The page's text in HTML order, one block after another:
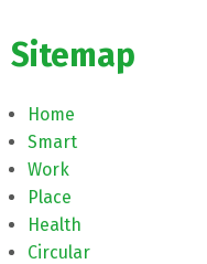
Sitemap
Home
Smart
Work
Place
Health
Circular